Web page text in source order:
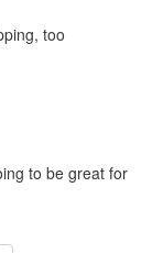
too
to be great for